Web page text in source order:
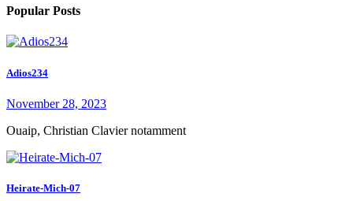
Popular Posts
Adios234
November 28, 2023
Ouaip, Christian Clavier notamment
Heirate-Mich-07